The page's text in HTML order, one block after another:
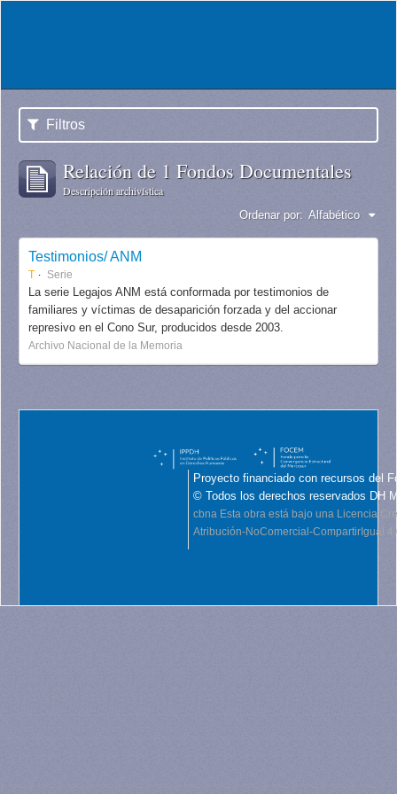
Filtros
Relación de 1 Fondos Documentales
Descripción archivística
Ordenar por: Alfabético
Testimonios/ ANM
T Serie
La serie Legajos ANM está conformada por testimonios de
familiares y víctimas de desaparición forzada y del accionar
represivo en el Cono Sur, producidos desde 2003.
Archivo Nacional de la Memoria
Proyecto financiado con recursos del
© Todos los derechos reservados DH
cbna Esta obra está bajo una Licencia
Atribución-NoComercial-CompartirIgual